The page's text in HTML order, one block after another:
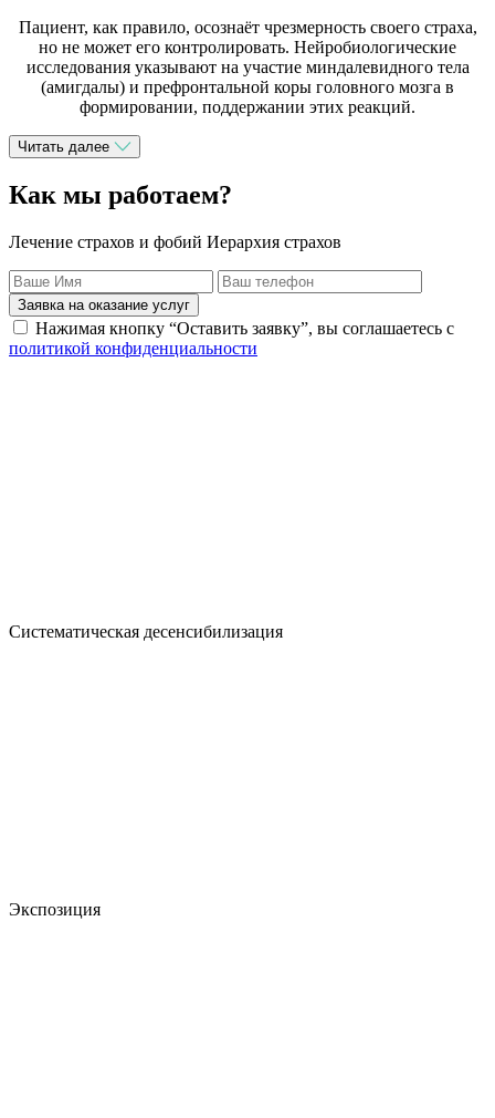
Пациент, как правило, осознаёт чрезмерность своего страха,
но не может его контролировать. Нейробиологические
исследования указывают на участие миндалевидного тела
(амигдалы) и префронтальной коры головного мозга в
формировании, поддержании этих реакций.
Читать далее
Как мы работаем?
Лечение страхов и фобий Иерархия страхов
Заявка на оказание услуг
Нажимая кнопку “Оставить заявку”, вы соглашаетесь с
политикой конфиденциальности
Систематическая десенсибилизация
Экспозиция